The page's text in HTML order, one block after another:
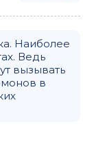
Наиболее
Ведь
вызывать
в